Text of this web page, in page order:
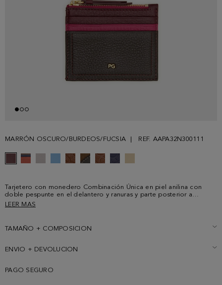
MARRÓN OSCURO/BURDEOS/FUCSIA REF. AAPA32N300111
Tarjetero con monedero Combinación Única en piel anilina con
doble pespunte en el delantero y ranuras y parte posterior a
contraste. Monedero con cierre de cremallera y tirador de piel y
LEER MAS
TAMAÑO + COMPOSICION
ENVIO + DEVOLUCION
PAGO SEGURO